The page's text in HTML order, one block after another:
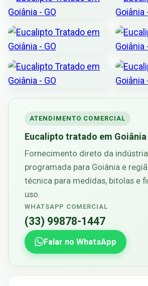
ATENDIMENTO COMERCIAL
Eucalipto tratado em Goiânia
Fornecimento direto da
programada para Goiânia e
técnica para medidas, bitolas e
uso.
WHATSAPP COMERCIAL
(33) 99878-1447
Falar no WhatsApp